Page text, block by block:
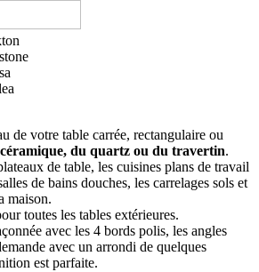
de votre table carrée, rectangulaire ou
du quartz ou du travertin.
de table, les cuisines plans de travail
de bains douches, les carrelages sols et
maison.
toutes les tables extérieures.
avec les 4 bords polis, les angles
avec un arrondi de quelques
est parfaite.